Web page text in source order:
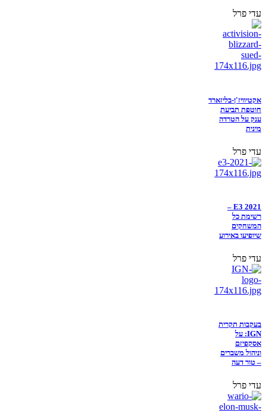
עדי פרל
אקטיוויז'ן-בליזארד
חוטפת תביעת
ענק על הטרדה
מינית
עדי פרל
E3 2021 –
רשימת כל
המשחקים
שיופיעו באירוע
עדי פרל
בעקבות תקרית
IGN: על
אסקפיזם
וניהול משברים
– טור דעה
עדי פרל